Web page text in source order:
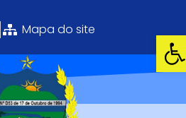
Mapa do site